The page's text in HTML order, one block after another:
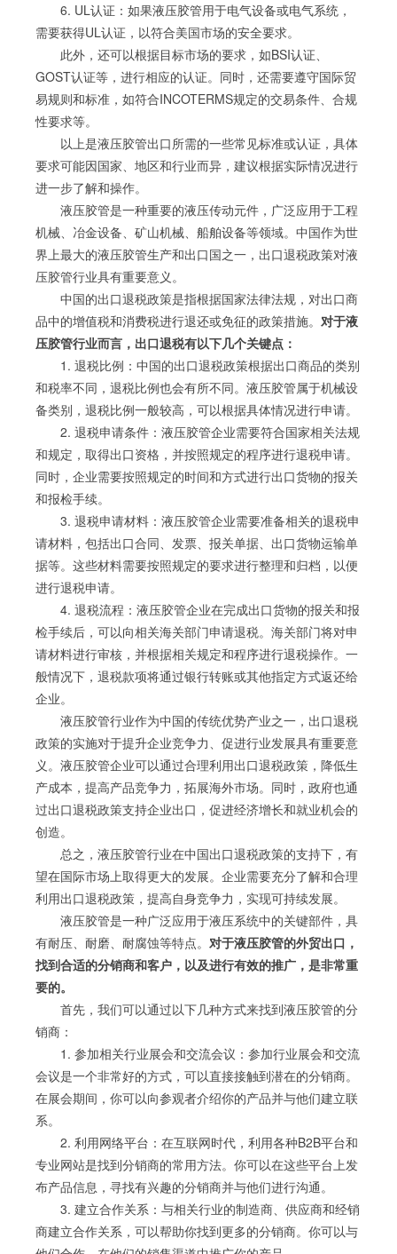
6. UL认证：如果液压胶管用于电气设备或电气系统，
需要获得UL认证，以符合美国市场的安全要求。
此外，还可以根据目标市场的要求，如BSI认证、
GOST认证等，进行相应的认证。同时，还需要遵守国际贸
易规则和标准，如符合INCOTERMS规定的交易条件、合规
性要求等。
以上是液压胶管出口所需的一些常见标准或认证，具体
要求可能因国家、地区和行业而异，建议根据实际情况进行
进一步了解和操作。
液压胶管是一种重要的液压传动元件，广泛应用于工程
机械、冶金设备、矿山机械、船舶设备等领域。中国作为世
界上最大的液压胶管生产和出口国之一，出口退税政策对液
压胶管行业具有重要意义。
中国的出口退税政策是指根据国家法律法规，对出口商
品中的增值税和消费税进行退还或免征的政策措施。 对于液
压胶管行业而言，出口退税有以下几个关键点：
1. 退税比例：中国的出口退税政策根据出口商品的类别
和税率不同，退税比例也会有所不同。液压胶管属于机械设
备类别，退税比例一般较高，可以根据具体情况进行申请。
2. 退税申请条件：液压胶管企业需要符合国家相关法规
和规定，取得出口资格，并按照规定的程序进行退税申请。
同时，企业需要按照规定的时间和方式进行出口货物的报关
和报检手续。
3. 退税申请材料：液压胶管企业需要准备相关的退税申
请材料，包括出口合同、发票、报关单据、出口货物运输单
据等。这些材料需要按照规定的要求进行整理和归档，以便
进行退税申请。
4. 退税流程：液压胶管企业在完成出口货物的报关和报
检手续后，可以向相关海关部门申请退税。海关部门将对申
请材料进行审核，并根据相关规定和程序进行退税操作。一
般情况下，退税款项将通过银行转账或其他指定方式返还给
企业。
液压胶管行业作为中国的传统优势产业之一，出口退税
政策的实施对于提升企业竞争力、促进行业发展具有重要意
义。液压胶管企业可以通过合理利用出口退税政策，降低生
产成本，提高产品竞争力，拓展海外市场。同时，政府也通
过出口退税政策支持企业出口，促进经济增长和就业机会的
创造。
总之，液压胶管行业在中国出口退税政策的支持下，有
望在国际市场上取得更大的发展。企业需要充分了解和合理
利用出口退税政策，提高自身竞争力，实现可持续发展。
液压胶管是一种广泛应用于液压系统中的关键部件，具
有耐压、耐磨、耐腐蚀等特点。 对于液压胶管的外贸出口，
找到合适的分销商和客户，以及进行有效的推广，是非常重
要的。
首先，我们可以通过以下几种方式来找到液压胶管的分
销商：
1. 参加相关行业展会和交流会议：参加行业展会和交流
会议是一个非常好的方式，可以直接接触到潜在的分销商。
在展会期间，你可以向参观者介绍你的产品并与他们建立联
系。
2. 利用网络平台：在互联网时代，利用各种B2B平台和
专业网站是找到分销商的常用方法。你可以在这些平台上发
布产品信息，寻找有兴趣的分销商并与他们进行沟通。
3. 建立合作关系：与相关行业的制造商、供应商和经销
商建立合作关系，可以帮助你找到更多的分销商。你可以与